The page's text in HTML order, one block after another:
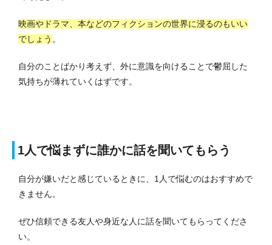
映画やドラマ、本などのフィクションの世界に浸るのもいい
でしょう 。
自分のことばかり考えず、外に意識を向けることで鬱屈した
気持ちが薄れていくはずです。
1人で悩まずに誰かに話を聞いてもらう
自分が嫌いだと感じているときに、1人で悩むのはおすすめで
きません。
ぜひ信頼できる友人や身近な人に話を聞いてもらってくださ
い。